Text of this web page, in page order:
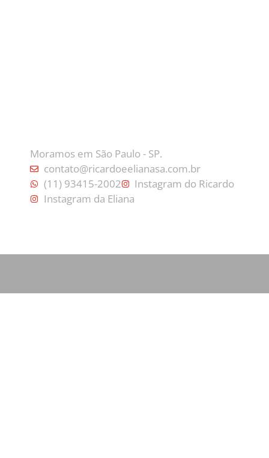
Moramos em São Paulo - SP.
contato@ricardoeelianasa.com.br
(11) 93415-2002
Instagram do Ricardo
Instagram da Eliana